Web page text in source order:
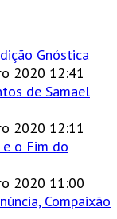
Gnóstica
2020 12:41
de Samael
2020 12:11
o Fim do
2020 11:00
Compaixão